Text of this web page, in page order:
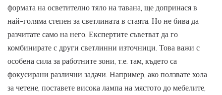
формата на осветително тяло на тавана, ще допринася в
най-голяма степен за светлината в стаята. Но не бива да
разчитате само на него. Експертите съветват да го
комбинирате с други светлинни източници. Това важи с
особена сила за работните зони, т.е. там, където са
фокусирани различни задачи. Например, ако ползвате хола
за четене, поставете висока лампа на мястото до мебелите,